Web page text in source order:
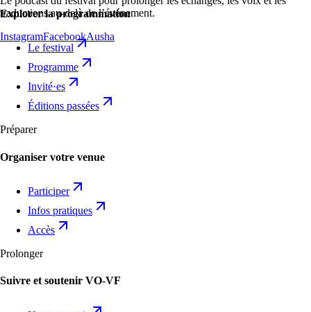
traductions au-delà de l’événement.
InstagramFacebookAusha
Explorer la programmation
Le festival
Programme
Invité·es
Éditions passées
Préparer
Organiser votre venue
Participer
Infos pratiques
Accès
Prolonger
Suivre et soutenir VO-VF